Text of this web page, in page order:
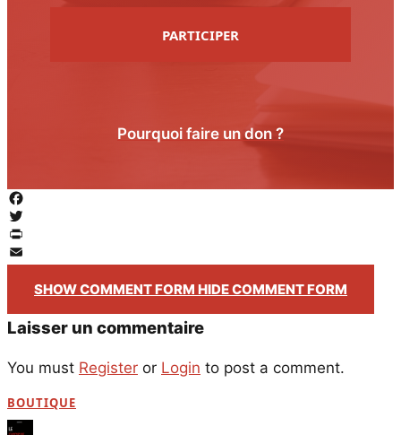
PARTICIPER
Pourquoi faire un don ?
Facebook
Twitter
PrintFriendly
Email
SHOW COMMENT FORM HIDE COMMENT FORM
Laisser un commentaire
You must Register or Login to post a comment.
BOUTIQUE